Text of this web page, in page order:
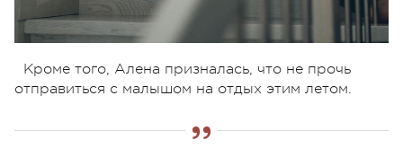
Кроме того, Алена призналась, что не прочь
отправиться с малышом на отдых этим летом.